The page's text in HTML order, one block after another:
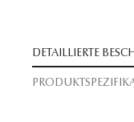
DETAILLIERTE